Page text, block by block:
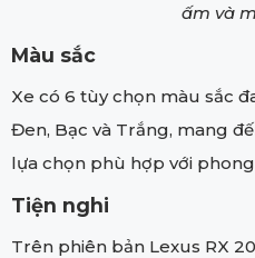
ấm và
Màu sắc
Xe có 6 tùy chọn màu sắc
Đen, Bạc và Trắng, mang
lựa chọn phù hợp với
Tiện nghi
Trên phiên bản Lexus RX